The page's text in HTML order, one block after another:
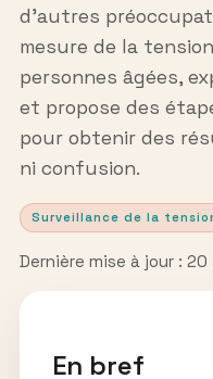
d’autres
mesure de la
personnes âgées,
et propose des
pour obtenir des
ni confusion.
Surveillance de la
Dernière mise à jour : 20
En bref